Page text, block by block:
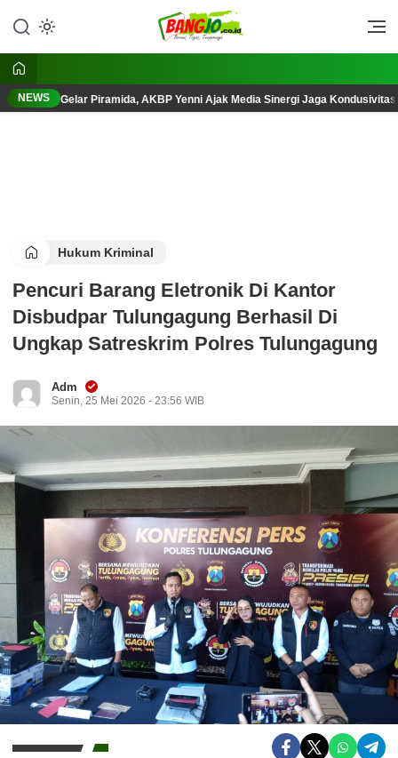
konten
Bangjo.co.id
Berani, Tegas, Terpercaya
NEWS Gelar Piramida, AKBP Yenni Ajak Media Sinergi Jaga
Hukum Kriminal
Pencuri Barang Eletronik Di Kantor
Disbudpar Tulungagung Berhasil Di
Ungkap Satreskrim Polres Tulungagung
Adm
Senin, 25 Mei 2026 - 23:56 WIB